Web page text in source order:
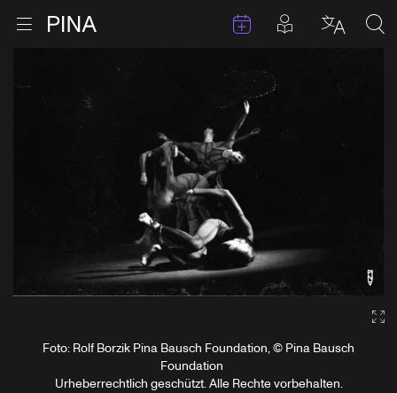
Menu öffnen TermineBeiträge in
Foto: Rolf Borzik Pina Bausch Foundation, © Pina Bausch
Foundation
Urheberrechtlich geschützt. Alle Rechte vorbehalten.